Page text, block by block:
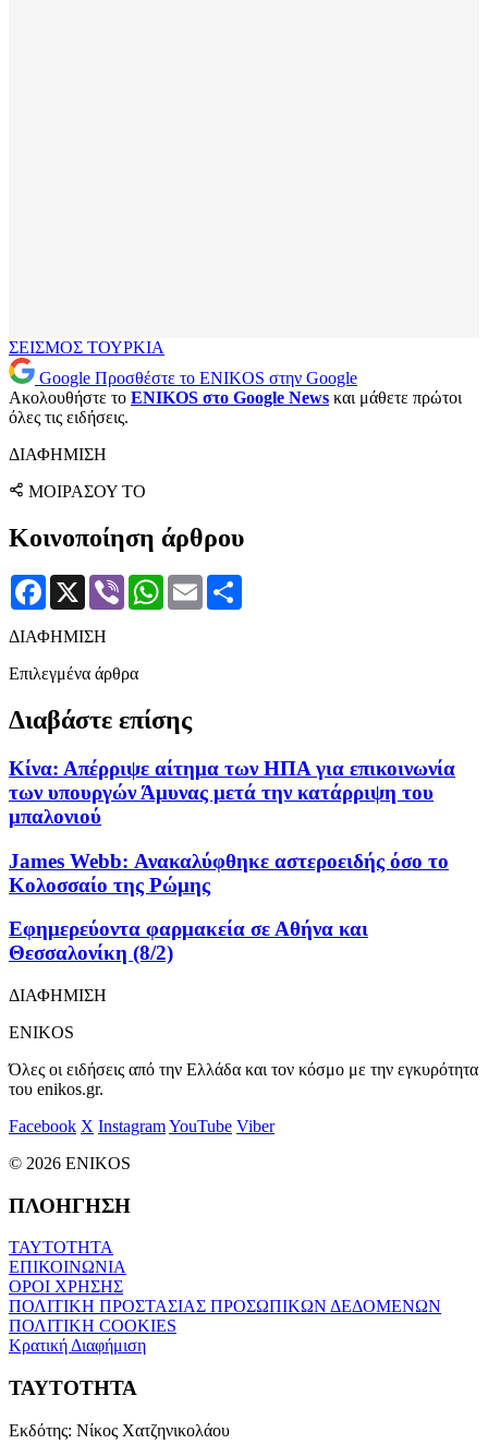
ΣΕΙΣΜΟΣ ΤΟΥΡΚΙΑ
Google Προσθέστε το ENIKOS στην Google
Ακολουθήστε το ENIKOS στο Google News και μάθετε πρώτοι
όλες τις ειδήσεις.
ΔΙΑΦΗΜΙΣΗ
ΜΟΙΡΑΣΟΥ ΤΟ
Κοινοποίηση άρθρου
Facebook
X Viber WhatsApp
Email
ΔΙΑΦΗΜΙΣΗ
Επιλεγμένα άρθρα
Διαβάστε επίσης
Κίνα: Απέρριψε αίτημα των ΗΠΑ για επικοινωνία
των υπουργών Άμυνας μετά την κατάρριψη του
μπαλονιού
James Webb: Ανακαλύφθηκε αστεροειδής όσο το
Κολοσσαίο της Ρώμης
Εφημερεύοντα φαρμακεία σε Αθήνα και
Θεσσαλονίκη (8/2)
ΔΙΑΦΗΜΙΣΗ
ENIKOS
Όλες οι ειδήσεις από την Ελλάδα και τον κόσμο με την εγκυρότητα
του enikos.gr.
Facebook X InstagramYouTube Viber
© 2026 ENIKOS
ΠΛΟΗΓΗΣΗ
ΤΑΥΤΟΤΗΤΑ
ΕΠΙΚΟΙΝΩΝΙΑ
ΟΡΟΙ ΧΡΗΣΗΣ
ΠΟΛΙΤΙΚΗ ΠΡΟΣΤΑΣΙΑΣ ΠΡΟΣΩΠΙΚΩΝ ΔΕΔΟΜΕΝΩΝ
ΠΟΛΙΤΙΚΗ COOKIES
Κρατική Διαφήμιση
ΤΑΥΤΟΤΗΤΑ
Εκδότης: Νίκος Χατζηνικολάου